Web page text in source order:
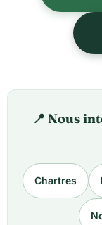
📍 Nous
Chartres